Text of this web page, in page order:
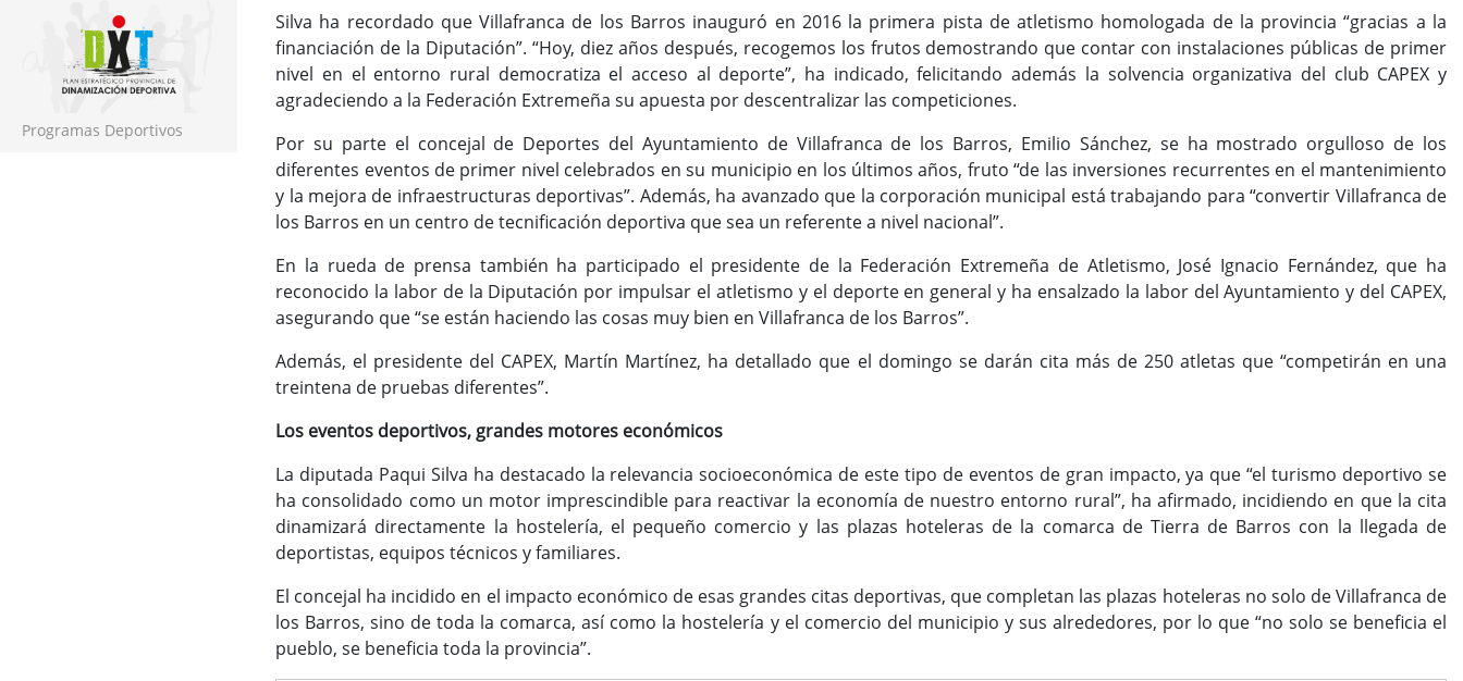
Programas Deportivos
Silva ha recordado que Villafranca de los Barros inauguró en 2016 la primera pista de atletismo homologada de la provincia “gracias a la
financiación de la Diputación”. “Hoy, diez años después, recogemos los frutos demostrando que contar con instalaciones públicas de primer
nivel en el entorno rural democratiza el acceso al deporte”, ha indicado, felicitando además la solvencia organizativa del club CAPEX y
agradeciendo a la Federación Extremeña su apuesta por descentralizar las competiciones.
Por su parte el concejal de Deportes del Ayuntamiento de Villafranca de los Barros, Emilio Sánchez, se ha mostrado orgulloso de los
diferentes eventos de primer nivel celebrados en su municipio en los últimos años, fruto “de las inversiones recurrentes en el mantenimiento
y la mejora de infraestructuras deportivas”. Además, ha avanzado que la corporación municipal está trabajando para “convertir Villafranca de
los Barros en un centro de tecnificación deportiva que sea un referente a nivel nacional”.
En la rueda de prensa también ha participado el presidente de la Federación Extremeña de Atletismo, José Ignacio Fernández, que ha
reconocido la labor de la Diputación por impulsar el atletismo y el deporte en general y ha ensalzado la labor del Ayuntamiento y del CAPEX,
asegurando que “se están haciendo las cosas muy bien en Villafranca de los Barros”.
Además, el presidente del CAPEX, Martín Martínez, ha detallado que el domingo se darán cita más de 250 atletas que “competirán en una
treintena de pruebas diferentes”.
Los eventos deportivos, grandes motores económicos
La diputada Paqui Silva ha destacado la relevancia socioeconómica de este tipo de eventos de gran impacto, ya que “el turismo deportivo se
ha consolidado como un motor imprescindible para reactivar la economía de nuestro entorno rural”, ha afirmado, incidiendo en que la cita
dinamizará directamente la hostelería, el pequeño comercio y las plazas hoteleras de la comarca de Tierra de Barros con la llegada de
deportistas, equipos técnicos y familiares.
El concejal ha incidido en el impacto económico de esas grandes citas deportivas, que completan las plazas hoteleras no solo de Villafranca de
los Barros, sino de toda la comarca, así como la hostelería y el comercio del municipio y sus alrededores, por lo que “no solo se beneficia el
pueblo, se beneficia toda la provincia”.